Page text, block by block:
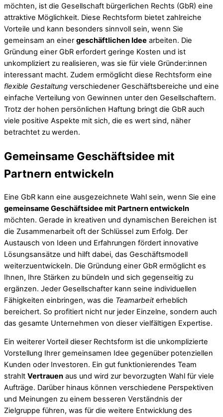
möchten, ist die Gesellschaft bürgerlichen Rechts (GbR) eine
attraktive Möglichkeit. Diese Rechtsform bietet zahlreiche
Vorteile und kann besonders sinnvoll sein, wenn Sie
gemeinsam an einer geschäftlichen Idee arbeiten. Die
Gründung einer GbR erfordert geringe Kosten und ist
unkompliziert zu realisieren, was sie für viele Gründer:innen
interessant macht. Zudem ermöglicht diese Rechtsform eine
flexible Gestaltung verschiedener Geschäftsbereiche und eine
einfache Verteilung von Gewinnen unter den Gesellschaftern.
Trotz der hohen persönlichen Haftung bringt die GbR auch
viele positive Aspekte mit sich, die es wert sind, näher
betrachtet zu werden.
Gemeinsame Geschäftsidee mit
Partnern entwickeln
Eine GbR kann eine ausgezeichnete Wahl sein, wenn Sie eine
gemeinsame Geschäftsidee mit Partnern entwickeln
möchten. Gerade in kreativen und dynamischen Bereichen ist
die Zusammenarbeit oft der Schlüssel zum Erfolg. Der
Austausch von Ideen und Erfahrungen fördert innovative
Lösungsansätze und hilft dabei, das Geschäftsmodell
weiterzuentwickeln. Die Gründung einer GbR ermöglicht es
Ihnen, Ihre Stärken zu bündeln und sich gegenseitig zu
ergänzen. Jeder Gesellschafter kann seine individuellen
Fähigkeiten einbringen, was die Teamarbeiterheblich
bereichert. So profitiert nicht nur jeder Einzelne, sondern auch
das gesamte Unternehmen von dieser vielfältigen Expertise.
Ein weiterer Vorteil dieser Rechtsform ist die unkomplizierte
Vorstellung Ihrer gemeinsamen Idee gegenüber potenziellen
Kunden oder Investoren. Ein gut funktionierendes Team
strahlt Vertrauen aus und wird zur bevorzugten Wahl für viele
Aufträge. Darüber hinaus können verschiedene Perspektiven
und Meinungen zu einem besseren Verständnis der
Zielgruppe führen, was für die weitere Entwicklung des